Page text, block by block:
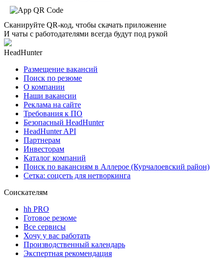
Сканируйте QR-код, чтобы скачать приложение
И чаты с работодателями всегда будут под рукой
HeadHunter
Размещение вакансий
Поиск по резюме
О компании
Наши вакансии
Реклама на сайте
Требования к ПО
Безопасный HeadHunter
HeadHunter API
Партнерам
Инвесторам
Каталог компаний
Поиск по вакансиям в Аллерое (Курчалоевский район)
Сетка: соцсеть для нетворкинга
Соискателям
hh PRO
Готовое резюме
Все сервисы
Хочу у вас работать
Производственный календарь
Экспертная рекомендация